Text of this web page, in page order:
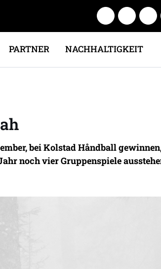
PARTNER NACHHALTIGKEIT
bei Kolstad Håndball
noch vier Gruppenspiele